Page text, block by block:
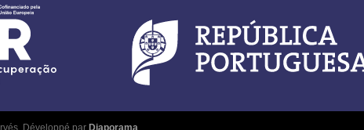
Développé par Diaporama